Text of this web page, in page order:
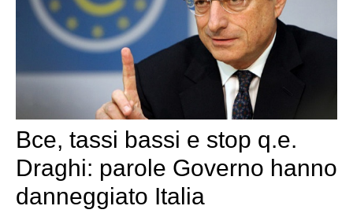
Bce, tassi bassi e stop q.e.
Draghi: parole Governo hanno
danneggiato Italia